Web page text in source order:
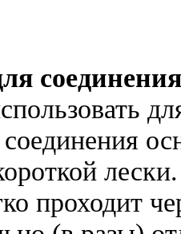
проходит